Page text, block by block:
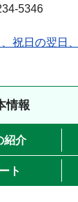
5346
、祝日の翌日
情報
紹介
ト